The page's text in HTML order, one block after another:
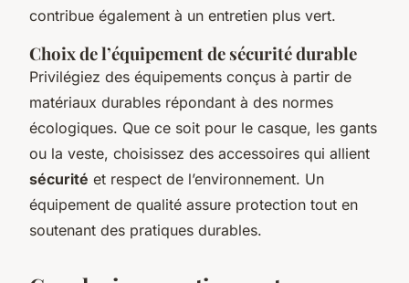
contribue également à un entretien plus vert.
Choix de l’équipement de sécurité durable
Privilégiez des équipements conçus à partir de
matériaux durables répondant à des normes
écologiques. Que ce soit pour le casque, les gants
ou la veste, choisissez des accessoires qui allient
sécurité et respect de l’environnement. Un
équipement de qualité assure protection tout en
soutenant des pratiques durables.